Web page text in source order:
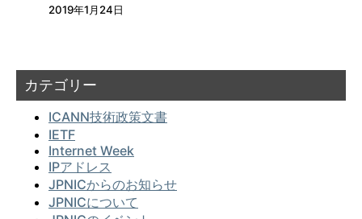
2019年1月24日
カテゴリー
ICANN技術政策文書
IETF
Internet Week
IPアドレス
JPNICからのお知らせ
JPNICについて